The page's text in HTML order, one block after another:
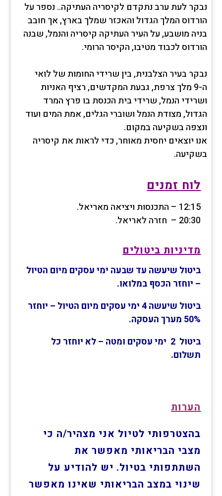
נבקר לעת ערב נתקדם לקיסריה העתיקה.. נספר על
הורדוס המלך הגדול והאכזר שמלך בארץ, אך חובב
בניה מושבע, על העיר העתיקה קיסריה והנמל, שבנה
הורדוס לכבוד מטיבו, הקיסר הרומי.
נבקר בעיר הצלבנית, בין שרידי החומות של לואי
ה-9 מלך צרפת, גבעת המקדשים, רציף האניות
ושרידי הנמל, שרידי בית הכנסת בו פרץ המרד
הגדול, מצודת הנמל ושוברי הגלים, אמת המים ועוד
ונצפה בשקיעה במקום.
אנו יוצאים יחסית מאוחר, כדי לראות את קיסריה
בשקיעה.
לוח זמנים
12:15 – התכנסות ויציאה מאריאל.
20:30 – חזרה לאריאל.
מדיניות ביטולים
ביטול שיעשה עד שבעה ימי עסקים מיום הטיול
– יוחזר הכסף במלואו.
ביטול שיעשה 4 ימי עסקים מיום הטיול – יוחזר
50% מערך העסקה.
ביטול 2 ימי עסקים ומטה – לא יוחזר כל
תשלום.
הערות
בהצטרפותי לטיול אני מצהיר/ה כי
מצבי הבריאותי מאפשר את
השתתפותי בטיול. יש להודיע על
שינוי במצב הבריאותי שאינו מאפשר